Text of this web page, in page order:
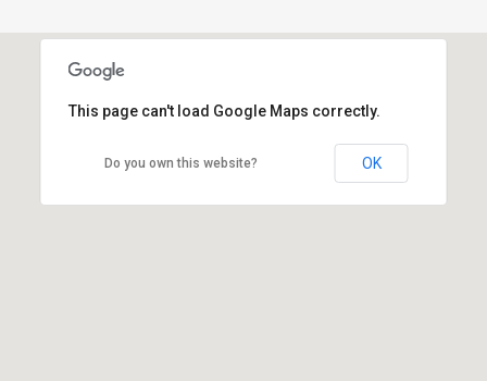
This page can't load Google Maps correctly.
Do you own this website? OK